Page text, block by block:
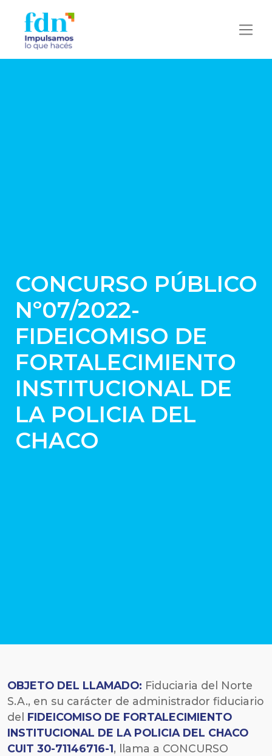
CONCURSO PÚBLICO
Nº07/2022-
FIDEICOMISO DE
FORTALECIMIENTO
INSTITUCIONAL DE
LA POLICIA DEL
CHACO
OBJETO DEL LLAMADO: Fiduciaria del Norte
S.A., en su carácter de administrador fiduciario
del FIDEICOMISO DE FORTALECIMIENTO
INSTITUCIONAL DE LA POLICIA DEL CHACO
CUIT 30-71146716-1, llama a CONCURSO